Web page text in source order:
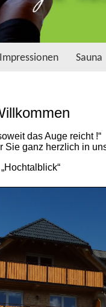
Impressionen Sauna
das Auge reicht !“
Sie ganz herzlich in
„Hochtalblick“